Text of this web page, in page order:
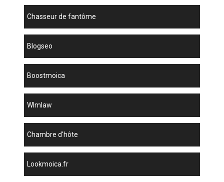
chasseur de fantôme
blogseo
boostmoica
wlmlaw
chambre d'hôte
lookmoica.fr